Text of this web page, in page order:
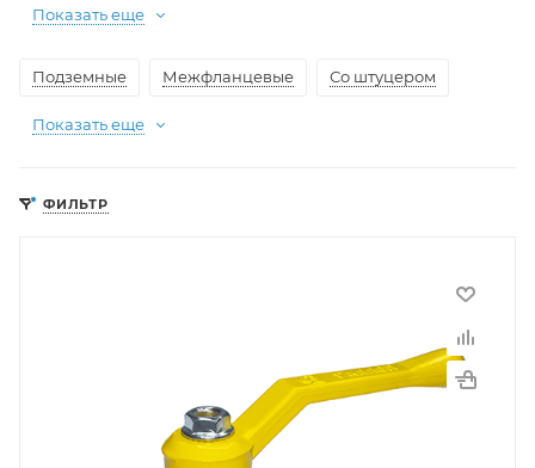
Показать еще
Подземные Межфланцевые Со штуцером
Показать еще
ФИЛЬТР